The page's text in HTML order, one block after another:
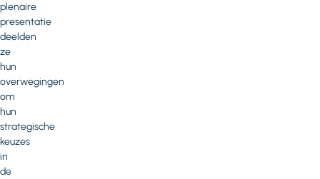
plenaire
presentatie
deelden
ze
hun
overwegingen
om
hun
strategische
keuzes
in
de